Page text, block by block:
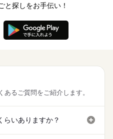
と探しをお手伝い！
あるご質問をご紹介します。
らいありますか？